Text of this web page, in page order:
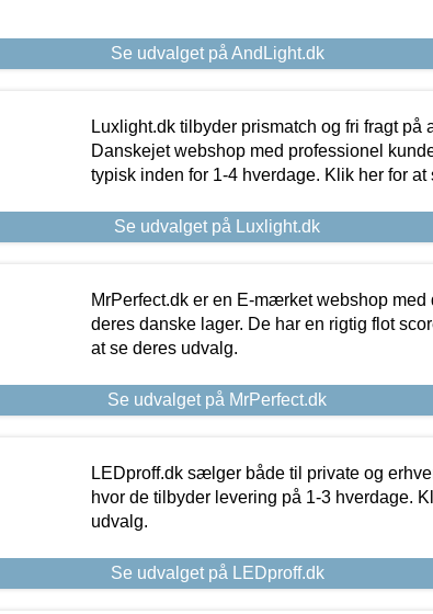
Se udvalget på AndLight.dk
Luxlight.dk tilbyder prismatch og fri fragt på
Danskejet webshop med professionel
typisk inden for 1-4 hverdage. Klik her for at
Se udvalget på Luxlight.dk
MrPerfect.dk er en E-mærket webshop med
deres danske lager. De har en rigtig flot
at se deres udvalg.
Se udvalget på MrPerfect.dk
LEDproff.dk sælger både til private og
hvor de tilbyder levering på 1-3 hverdage.
udvalg.
Se udvalget på LEDproff.dk